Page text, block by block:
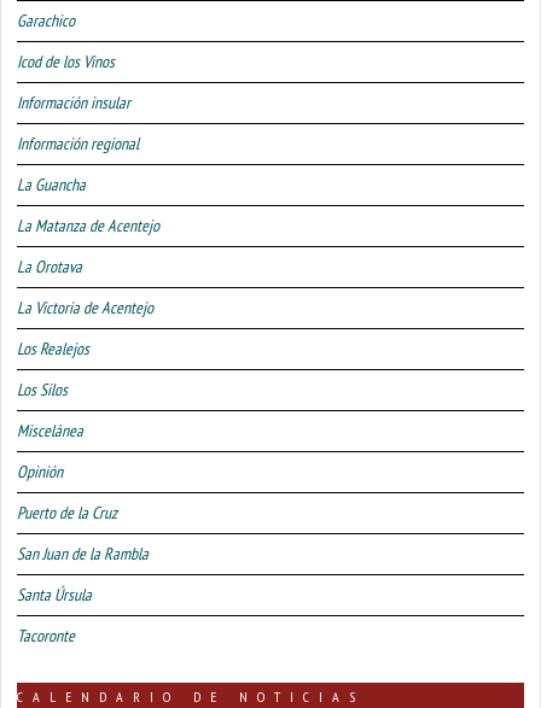
Garachico
Icod de los Vinos
Información insular
Información regional
La Guancha
La Matanza de Acentejo
La Orotava
La Victoria de Acentejo
Los Realejos
Los Silos
Miscelánea
Opinión
Puerto de la Cruz
San Juan de la Rambla
Santa Úrsula
Tacoronte
CALENDARIO DE NOTICIAS